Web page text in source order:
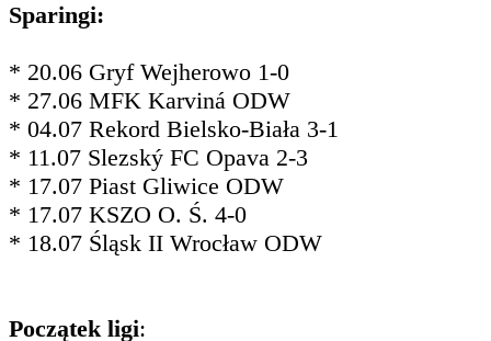
Sparingi:
* 20.06 Gryf Wejherowo 1-0
* 27.06 MFK Karviná ODW
* 04.07 Rekord Bielsko-Biała 3-1
* 11.07 Slezský FC Opava 2-3
* 17.07 Piast Gliwice ODW
* 17.07 KSZO O. Ś. 4-0
* 18.07 Śląsk II Wrocław ODW
Początek ligi: